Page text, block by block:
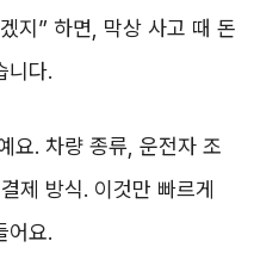
지” 하면, 막상 사고 때 돈
니다.
요. 차량 종류, 운전자 조
제 방식. 이것만 빠르게
어요.